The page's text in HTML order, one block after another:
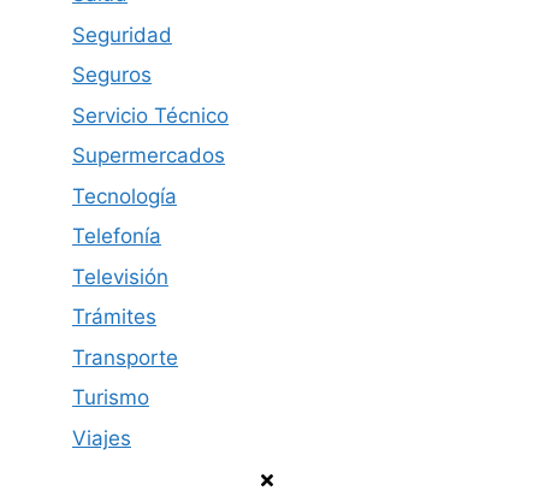
Seguridad
Seguros
Servicio Técnico
Supermercados
Tecnología
Telefonía
Televisión
Trámites
Transporte
Turismo
Viajes